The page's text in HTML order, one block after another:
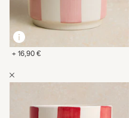
+ 16,90 €